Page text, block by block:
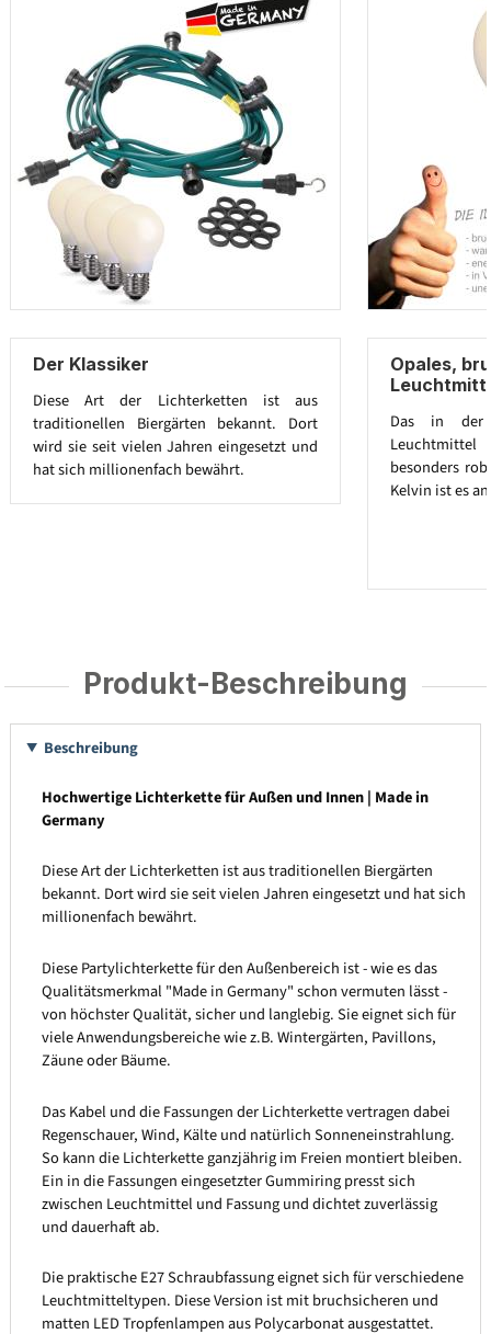
Der Klassiker
Diese Art der Lichterketten ist aus
traditionellen Biergärten bekannt. Dort
wird sie seit vielen Jahren eingesetzt und
hat sich millionenfach bewährt.
Opales,
Das in der
besonders
Kelvin ist es
Produkt-Beschreibung
Beschreibung
Hochwertige Lichterkette für Außen und Innen | Made in
Germany
Diese Art der Lichterketten ist aus traditionellen Biergärten
bekannt. Dort wird sie seit vielen Jahren eingesetzt und hat sich
millionenfach bewährt.
Diese Partylichterkette für den Außenbereich ist - wie es das
Qualitätsmerkmal "Made in Germany" schon vermuten lässt -
von höchster Qualität, sicher und langlebig. Sie eignet sich für
viele Anwendungsbereiche wie z.B. Wintergärten, Pavillons,
Zäune oder Bäume.
Das Kabel und die Fassungen der Lichterkette vertragen dabei
Regenschauer, Wind, Kälte und natürlich Sonneneinstrahlung.
So kann die Lichterkette ganzjährig im Freien montiert bleiben.
Ein in die Fassungen eingesetzter Gummiring presst sich
zwischen Leuchtmittel und Fassung und dichtet zuverlässig
und dauerhaft ab.
Die praktische E27 Schraubfassung eignet sich für verschiedene
Leuchtmitteltypen. Diese Version ist mit bruchsicheren und
matten LED Tropfenlampen aus Polycarbonat ausgestattet.